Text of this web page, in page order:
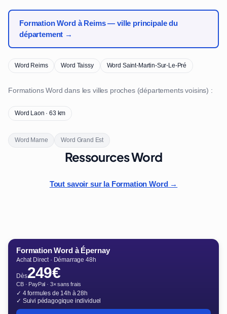
Formation Word à Reims — ville principale du
département →
Word Reims Word Taissy Word Saint-Martin-Sur-Le-Pré
Formations Word dans les villes proches (départements voisins) :
Word Laon · 63 km
Word Marne Word Grand Est
Ressources Word
Tout savoir sur la Formation Word →
Formation Word à Épernay
Achat Direct · Démarrage 48h
Dès249€
CB · PayPal · 3× sans frais
✓ 4 formules de 14h à 28h
✓ Suivi pédagogique individuel